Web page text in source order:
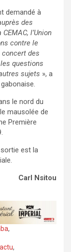
demandé à
des
l’Union
contre le
concert des
questions
sujets », a
le nord du
mausolée de
Première
est la
Carl Nsitou
,
,